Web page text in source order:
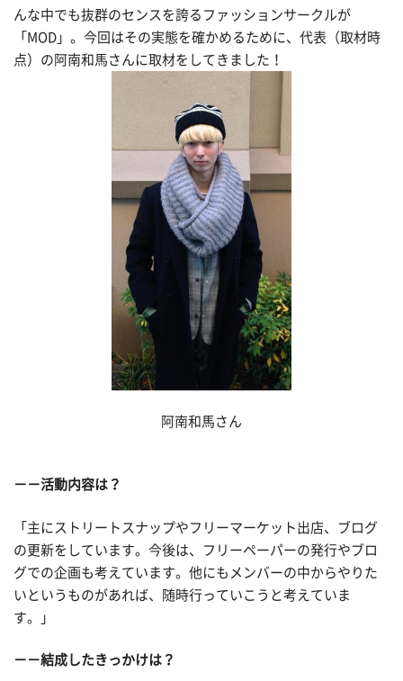
んな中でも抜群のセンスを誇るファッションサークルが
「MOD」。今回はその実態を確かめるために、代表（取材時
点）の阿南和馬さんに取材をしてきました！
阿南和馬さん
－－活動内容は？
「主にストリートスナップやフリーマーケット出店、ブログ
の更新をしています。今後は、フリーペーパーの発行やブロ
グでの企画も考えています。他にもメンバーの中からやりた
いというものがあれば、随時行っていこうと考えていま
す。」
－－結成したきっかけは？